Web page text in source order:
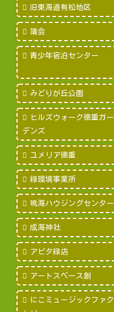
旧東海道有松地区
議会
青少年宿泊センター
みどりが丘公園
ヒルズウォーク徳重ガー
デンズ
ユメリア徳重
緑環境事業所
鳴海ハウジングセンター
成海神社
アピタ緑店
アートスペース創
にこミュージックファク